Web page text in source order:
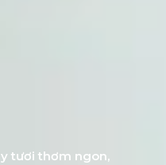
tươi thơm ngon,